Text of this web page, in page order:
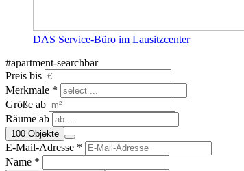
DAS Service-Büro im Lausitzcenter
#apartment-searchbar
Preis bis
Merkmale *
Größe ab
Räume ab
100 Objekte
E-Mail-Adresse *
Name *